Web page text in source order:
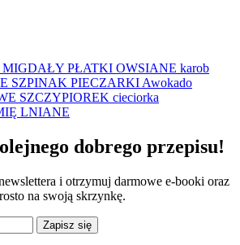
MIGDAŁY PŁATKI OWSIANE karob
SZPINAK PIECZARKI Awokado
SZCZYPIOREK cieciorka
LNIANE
dobrego przepisu!
i otrzymuj darmowe e-booki oraz
na swoją skrzynkę.
Zapisz się